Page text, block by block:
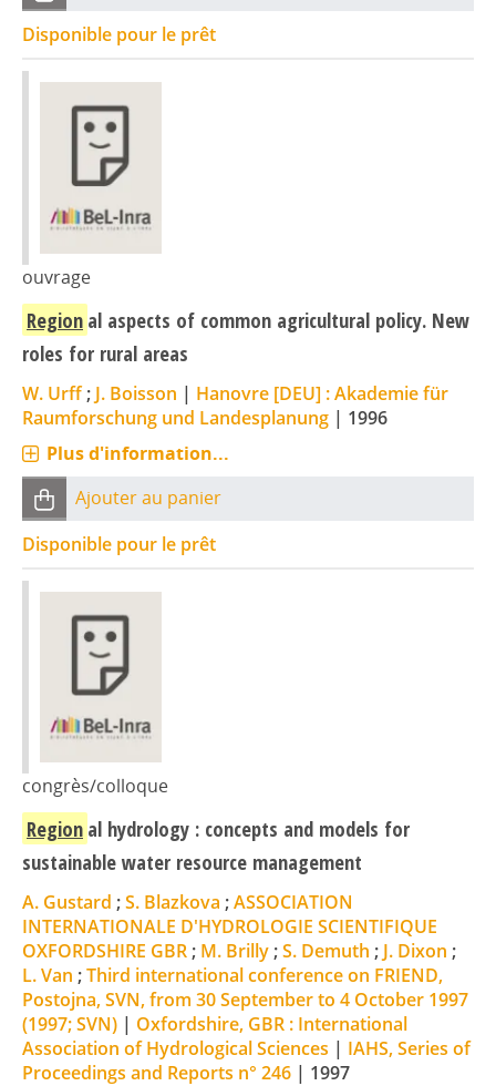
Disponible pour le prêt
ouvrage
Region al aspects of common agricultural policy. New
roles for rural areas
W. Urff; J. Boisson | Hanovre [DEU] : Akademie für
Raumforschung und Landesplanung | 1996
Plus d'information...
Ajouter au panier
Disponible pour le prêt
congrès/colloque
Region al hydrology : concepts and models for
sustainable water resource management
A. Gustard ;S. Blazkova ;ASSOCIATION
INTERNATIONALE D'HYDROLOGIE SCIENTIFIQUE
OXFORDSHIRE GBR ; M. Brilly ;S. Demuth ; J. Dixon ;
L. Van ;Third international conference on FRIEND,
Postojna, SVN, from 30 September to 4 October 1997
(1997; SVN) | Oxfordshire, GBR : International
Association of Hydrological Sciences | IAHS, Series of
Proceedings and Reports n° 246 | 1997